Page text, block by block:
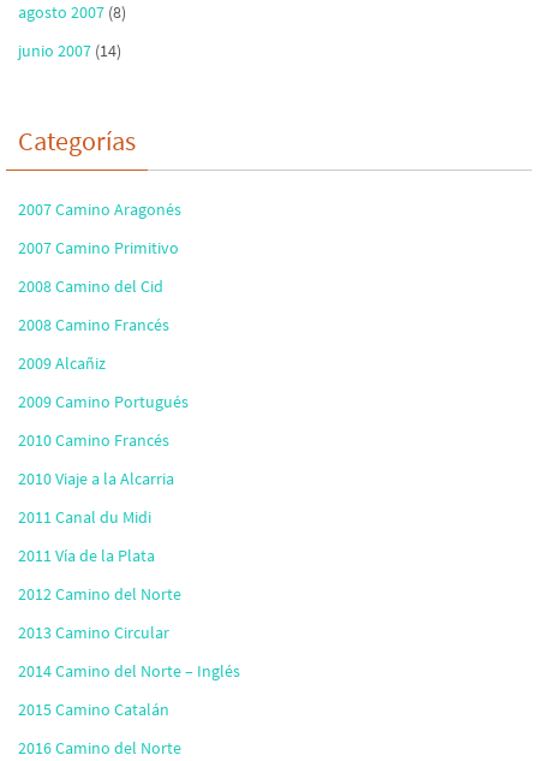
agosto 2007 (8)
junio 2007 (14)
Categorías
2007 Camino Aragonés
2007 Camino Primitivo
2008 Camino del Cid
2008 Camino Francés
2009 Alcañiz
2009 Camino Portugués
2010 Camino Francés
2010 Viaje a la Alcarria
2011 Canal du Midi
2011 Vía de la Plata
2012 Camino del Norte
2013 Camino Circular
2014 Camino del Norte – Inglés
2015 Camino Catalán
2016 Camino del Norte